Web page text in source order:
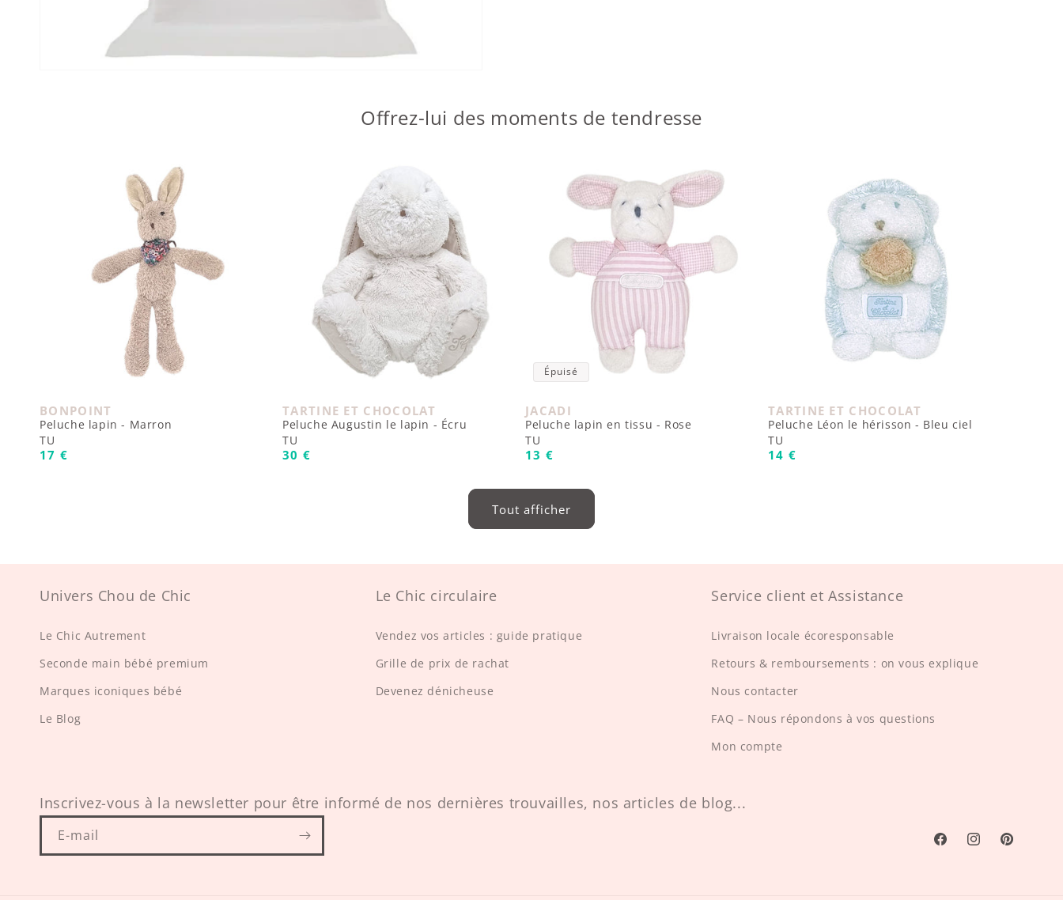
Offrez-lui des moments de tendresse
Fournisseur :
BONPOINT
Peluche lapin - Marron
TU
Prix habituel
17 €
Fournisseur :
TARTINE ET CHOCOLAT
Peluche Augustin le lapin - Écru
TU
Prix habituel
30 €
Épuisé
Fournisseur :
JACADI
Peluche lapin en tissu - Rose
TU
Prix habituel
13 €
Fournisseur :
TARTINE ET CHOCOLAT
Peluche Léon le hérisson - Bleu ciel
TU
Prix habituel
14 €
Tout afficher
Univers Chou de Chic
Le Chic Autrement
Seconde main bébé premium
Marques iconiques bébé
Le Blog
Le Chic circulaire
Vendez vos articles : guide pratique
Grille de prix de rachat
Devenez dénicheuse
Service client et Assistance
Livraison locale écoresponsable
Retours & remboursements : on vous explique
Nous contacter
FAQ – Nous répondons à vos questions
Mon compte
Inscrivez-vous à la newsletter pour être informé de nos dernières trouvailles, nos articles de blog...
E-mail
FacebookInstagramPinterest